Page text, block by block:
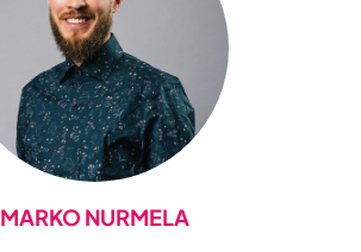
MARKO NURMELA